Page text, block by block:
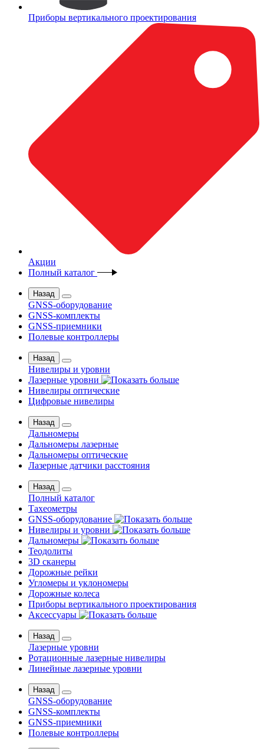
Приборы вертикального проектирования
Акции
Полный каталог
Назад
GNSS-оборудование
GNSS-комплекты
GNSS-приемники
Полевые контроллеры
Назад
Нивелиры и уровни
Лазерные уровни
Нивелиры оптические
Цифровые нивелиры
Назад
Дальномеры
Дальномеры лазерные
Дальномеры оптические
Лазерные датчики расстояния
Назад
Полный каталог
Тахеометры
GNSS-оборудование
Нивелиры и уровни
Дальномеры
Теодолиты
3D сканеры
Дорожные рейки
Угломеры и уклономеры
Дорожные колеса
Приборы вертикального проектирования
Аксессуары
Назад
Лазерные уровни
Ротационные лазерные нивелиры
Линейные лазерные уровни
Назад
GNSS-оборудование
GNSS-комплекты
GNSS-приемники
Полевые контроллеры